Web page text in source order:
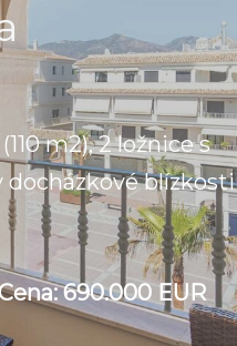
m2), 2 ložnice s
docházkové blízkosti
690.000 EUR